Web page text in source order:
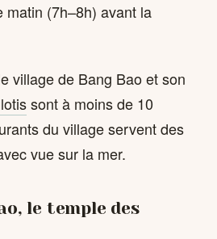
matin (7h–8h) avant la
village de Bang Bao et son
sont à moins de 10
du village servent des
vue sur la mer.
le temple des